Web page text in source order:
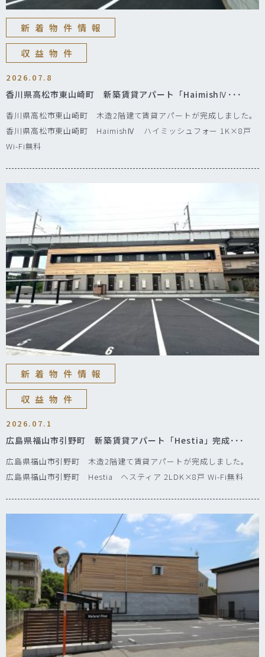
新着物件情報
収益物件
2026.07.8
香川県高松市東山崎町 新築賃貸アパート「HaimishⅣ･･･
香川県高松市東山崎町 木造2階建て賃貸アパートが完成しました。
香川県高松市東山崎町 HaimishⅣ ハイミッシュフォー 1K×8戸
Wi-Fi無料
新着物件情報
収益物件
2026.07.1
広島県福山市引野町 新築賃貸アパート「Hestia」完成･･･
広島県福山市引野町 木造2階建て賃貸アパートが完成しました。
広島県福山市引野町 Hestia ヘスティア 2LDK×8戸 Wi-Fi無料